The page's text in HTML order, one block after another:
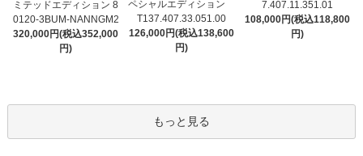
ミテッドエディション 8
0120-3BUM-NANNGM2
320,000円(税込352,000
円)
ペシャルエディション
T137.407.33.051.00
126,000円(税込138,600
円)
7.407.11.351.01
108,000円(税込118,800
円)
もっと見る